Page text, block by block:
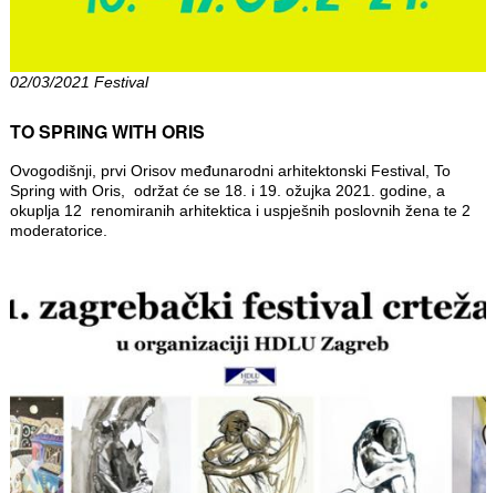
02/03/2021 Festival
TO SPRING WITH ORIS
Ovogodišnji, prvi Orisov međunarodni arhitektonski Festival, To
Spring with Oris, održat će se 18. i 19. ožujka 2021. godine, a
okuplja 12 renomiranih arhitektica i uspješnih poslovnih žena te 2
moderatorice.